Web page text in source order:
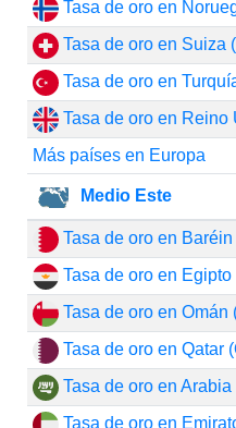
Tasa de oro en
Tasa de oro en Suiza
Tasa de oro en
Tasa de oro en Reino
Más países en Europa
Medio Este
Tasa de oro en
Tasa de oro en Egipto
Tasa de oro en Omán
Tasa de oro en Qatar
Tasa de oro en
Tasa de oro en